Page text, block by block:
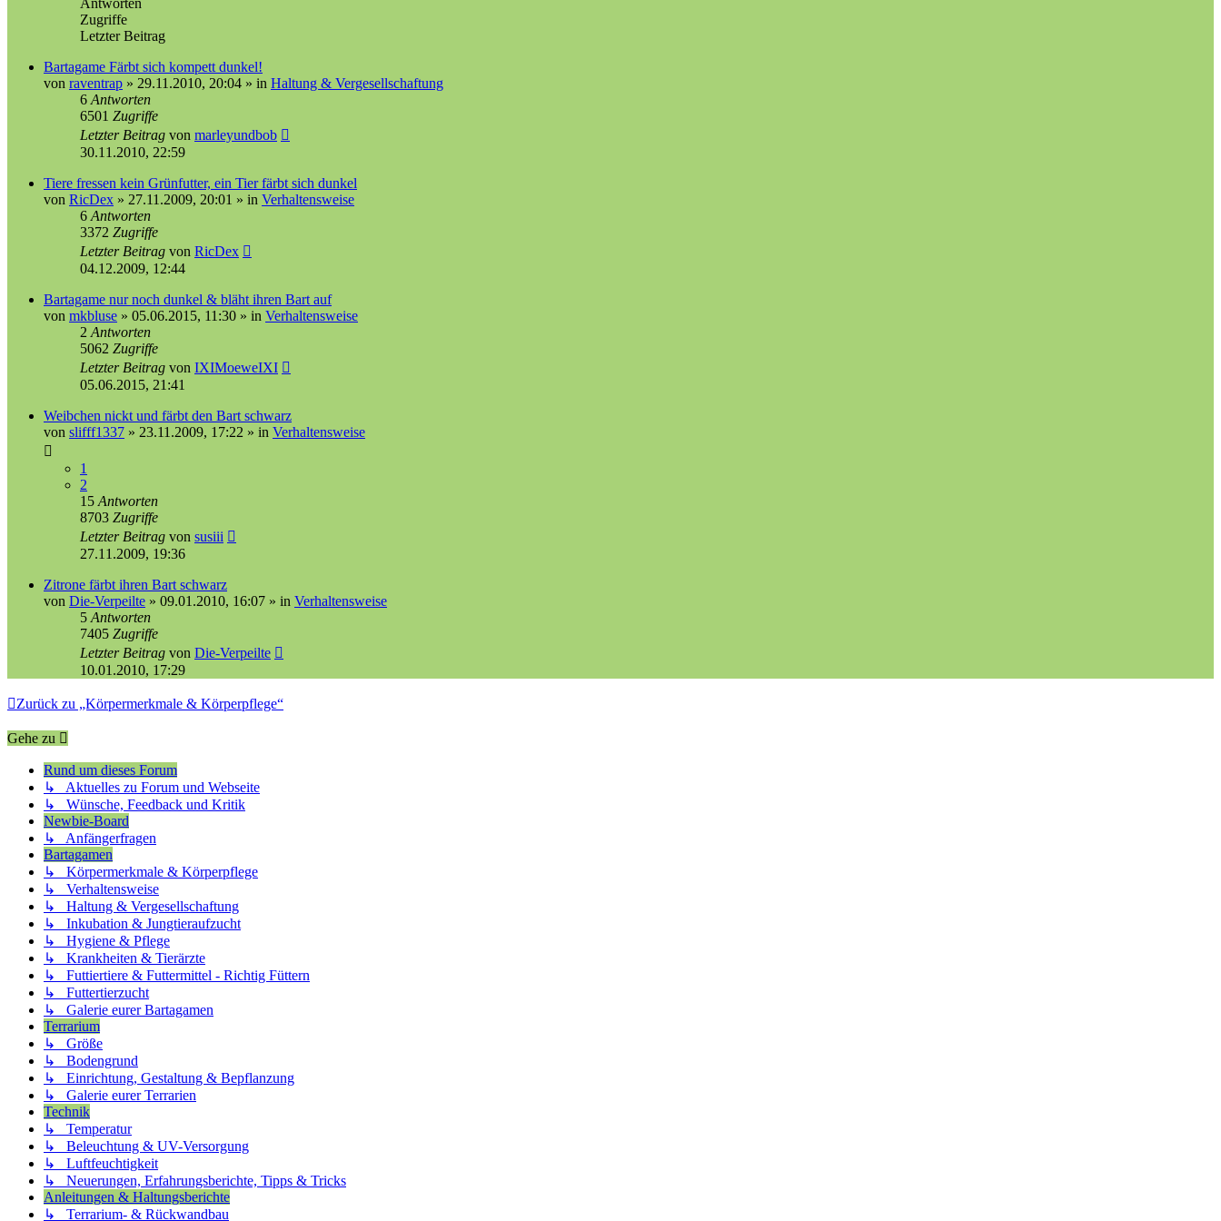
Antworten
Zugriffe
Letzter Beitrag
Bartagame Färbt sich kompett dunkel!
von raventrap » 29.11.2010, 20:04 » in Haltung & Vergesellschaftung
6 Antworten
6501 Zugriffe
Letzter Beitrag von marleyundbob
30.11.2010, 22:59
Tiere fressen kein Grünfutter, ein Tier färbt sich dunkel
von RicDex » 27.11.2009, 20:01 » in Verhaltensweise
6 Antworten
3372 Zugriffe
Letzter Beitrag von RicDex
04.12.2009, 12:44
Bartagame nur noch dunkel & bläht ihren Bart auf
von mkbluse » 05.06.2015, 11:30 » in Verhaltensweise
2 Antworten
5062 Zugriffe
Letzter Beitrag von IXIMoeweIXI
05.06.2015, 21:41
Weibchen nickt und färbt den Bart schwarz
von slifff1337 » 23.11.2009, 17:22 » in Verhaltensweise
1
2
15 Antworten
8703 Zugriffe
Letzter Beitrag von susiii
27.11.2009, 19:36
Zitrone färbt ihren Bart schwarz
von Die-Verpeilte » 09.01.2010, 16:07 » in Verhaltensweise
5 Antworten
7405 Zugriffe
Letzter Beitrag von Die-Verpeilte
10.01.2010, 17:29
Zurück zu „Körpermerkmale & Körperpflege“
Gehe zu
Rund um dieses Forum
↳ Aktuelles zu Forum und Webseite
↳ Wünsche, Feedback und Kritik
Newbie-Board
↳ Anfängerfragen
Bartagamen
↳ Körpermerkmale & Körperpflege
↳ Verhaltensweise
↳ Haltung & Vergesellschaftung
↳ Inkubation & Jungtieraufzucht
↳ Hygiene & Pflege
↳ Krankheiten & Tierärzte
↳ Futtiertiere & Futtermittel - Richtig Füttern
↳ Futtertierzucht
↳ Galerie eurer Bartagamen
Terrarium
↳ Größe
↳ Bodengrund
↳ Einrichtung, Gestaltung & Bepflanzung
↳ Galerie eurer Terrarien
Technik
↳ Temperatur
↳ Beleuchtung & UV-Versorgung
↳ Luftfeuchtigkeit
↳ Neuerungen, Erfahrungsberichte, Tipps & Tricks
Anleitungen & Haltungsberichte
↳ Terrarium- & Rückwandbau